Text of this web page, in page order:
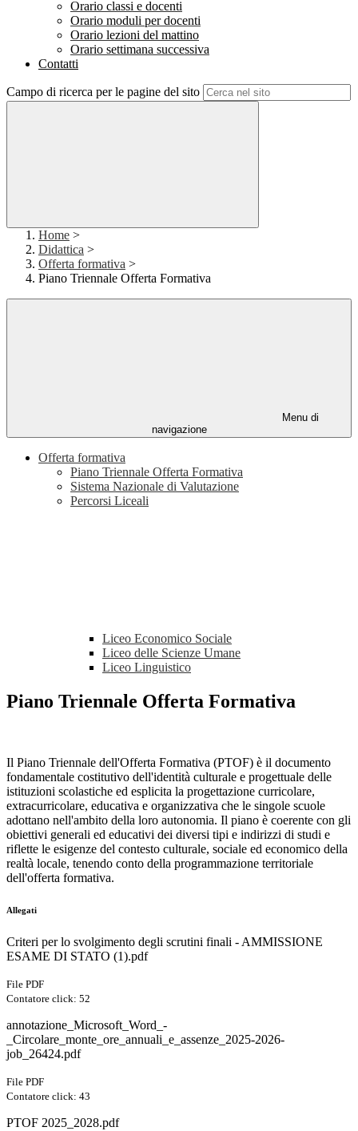
Orario classi e docenti
Orario moduli per docenti
Orario lezioni del mattino
Orario settimana successiva
Contatti
Campo di ricerca per le pagine del sito
Home >
Didattica >
Offerta formativa >
Piano Triennale Offerta Formativa
Menu di
navigazione
Offerta formativa
Piano Triennale Offerta Formativa
Sistema Nazionale di Valutazione
Percorsi Liceali
Liceo Economico Sociale
Liceo delle Scienze Umane
Liceo Linguistico
Piano Triennale Offerta Formativa
Il Piano Triennale dell'Offerta Formativa (PTOF) è il documento
fondamentale costitutivo dell'identità culturale e progettuale delle
istituzioni scolastiche ed esplicita la progettazione curricolare,
extracurricolare, educativa e organizzativa che le singole scuole
adottano nell'ambito della loro autonomia. Il piano è coerente con gli
obiettivi generali ed educativi dei diversi tipi e indirizzi di studi e
riflette le esigenze del contesto culturale, sociale ed economico della
realtà locale, tenendo conto della programmazione territoriale
dell'offerta formativa.
Allegati
Criteri per lo svolgimento degli scrutini finali - AMMISSIONE
ESAME DI STATO (1).pdf
File PDF
Contatore click: 52
annotazione_Microsoft_Word_-
_Circolare_monte_ore_annuali_e_assenze_2025-2026-
job_26424.pdf
File PDF
Contatore click: 43
PTOF 2025_2028.pdf